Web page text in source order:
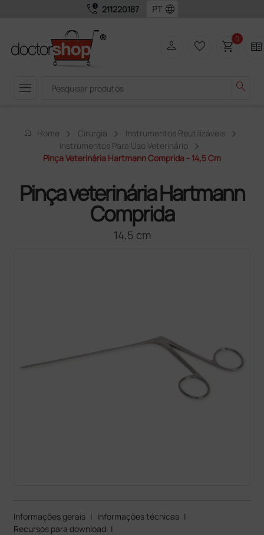
call_quality 211220187 language
menu search
person favorite_border shopping_cart0 two_pager
home Home Cirurgia
Instrumentos Reutilizáveis
Instrumentos Para Uso Veterinário
Pinça Veterinária Hartmann Comprida - 14,5 Cm
Pinça veterinária Hartmann
Comprida
14,5 cm
Informações gerais | Informações técnicas |
Recursos para download |